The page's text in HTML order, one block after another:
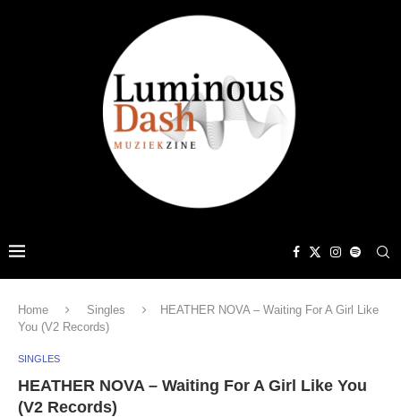
Home Singles
HEATHER NOVA – Waiting For A Girl Like
You (V2 Records)
SINGLES
HEATHER NOVA – Waiting For A Girl Like You
(V2 Records)